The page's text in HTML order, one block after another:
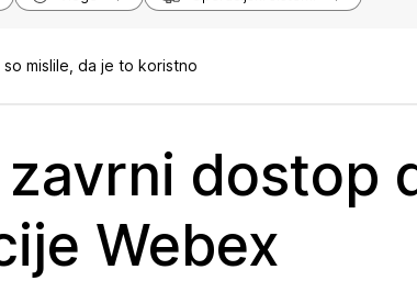
mislile, da je to koristno
dostop
Webex